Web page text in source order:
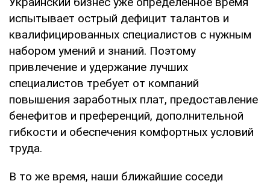
испытывает острый дефицит талантов и
квалифицированных специалистов с нужным
набором умений и знаний. Поэтому
привлечение и удержание лучших
специалистов требует от компаний
повышения заработных плат, предоставление
бенефитов и преференций, дополнительной
гибкости и обеспечения комфортных условий
труда.
В то же время, наши ближайшие соседи